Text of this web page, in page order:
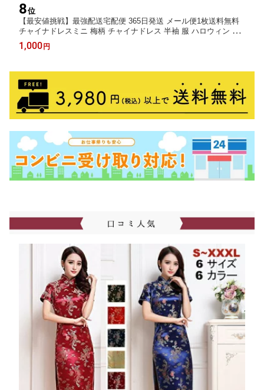
8位
【最安値挑戦】最強配送宅配便 365日発送 メール便1枚送料無料
チャイナドレスミニ 梅柄 チャイナドレス 半袖 服 ハロウィン 忘
年会 仮装 コスチューム コスプレ S M L 2L 3L XL XXL XXXL 大
きサイズ チャイナ服 ワンピース 結婚式 セクシー ショート
1,000 円